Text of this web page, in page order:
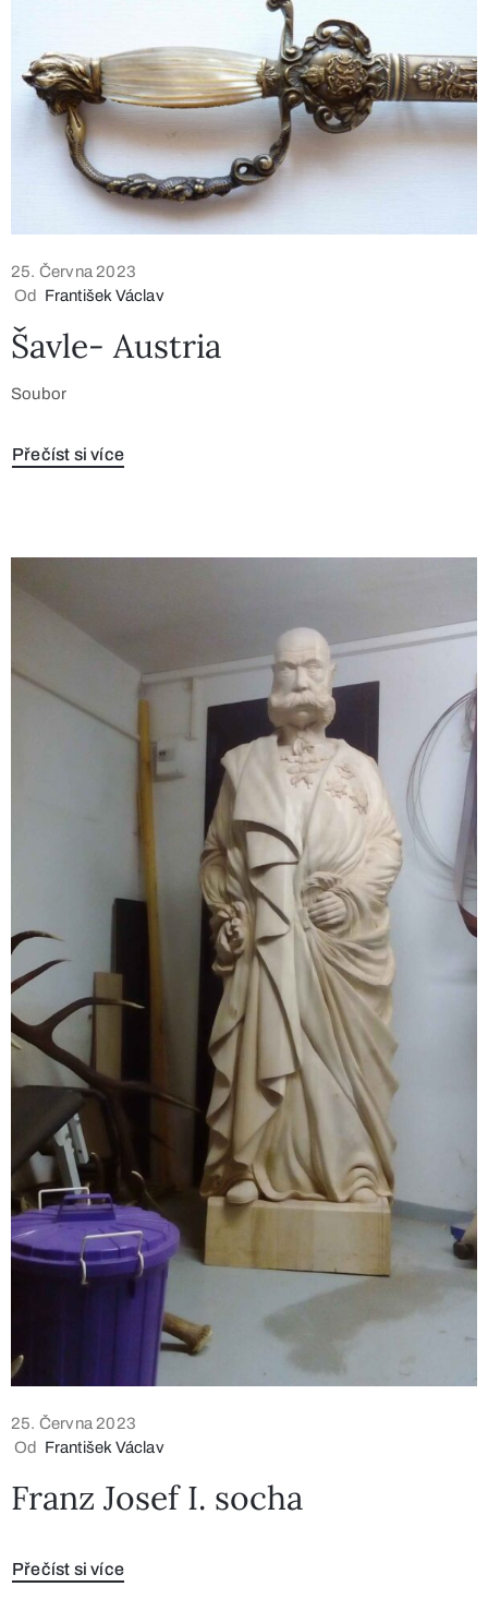
25. Června 2023
Od
František Václav
Šavle- Austria
Soubor
Přečíst si více
25. Června 2023
Od
František Václav
Franz Josef I. socha
Přečíst si více